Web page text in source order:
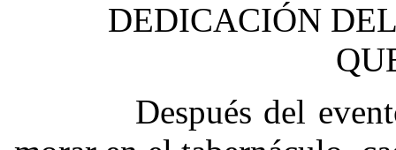
DEDICACIÓN
Después del evento